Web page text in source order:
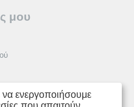
μου
ενεργοποιήσουμε